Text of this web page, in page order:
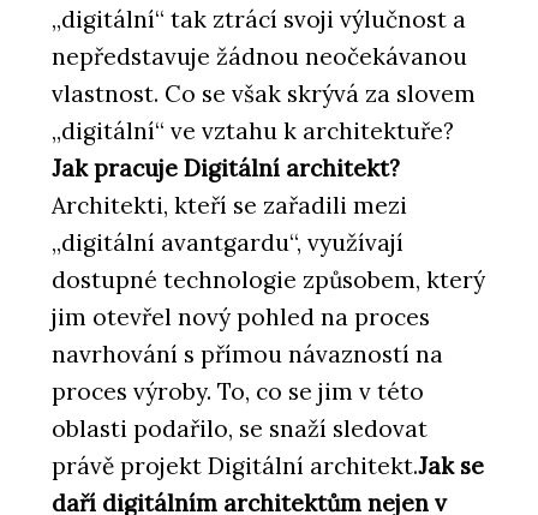
„digitální“ tak ztrácí svoji výlučnost a
nepředstavuje žádnou neočekávanou
vlastnost. Co se však skrývá za slovem
„digitální“ ve vztahu k architektuře?
Jak pracuje Digitální architekt?
Architekti, kteří se zařadili mezi
„digitální avantgardu“, využívají
dostupné technologie způsobem, který
jim otevřel nový pohled na proces
navrhování s přímou návazností na
proces výroby. To, co se jim v této
oblasti podařilo, se snaží sledovat
právě projekt Digitální architekt.Jak se
daří digitálním architektům nejen v